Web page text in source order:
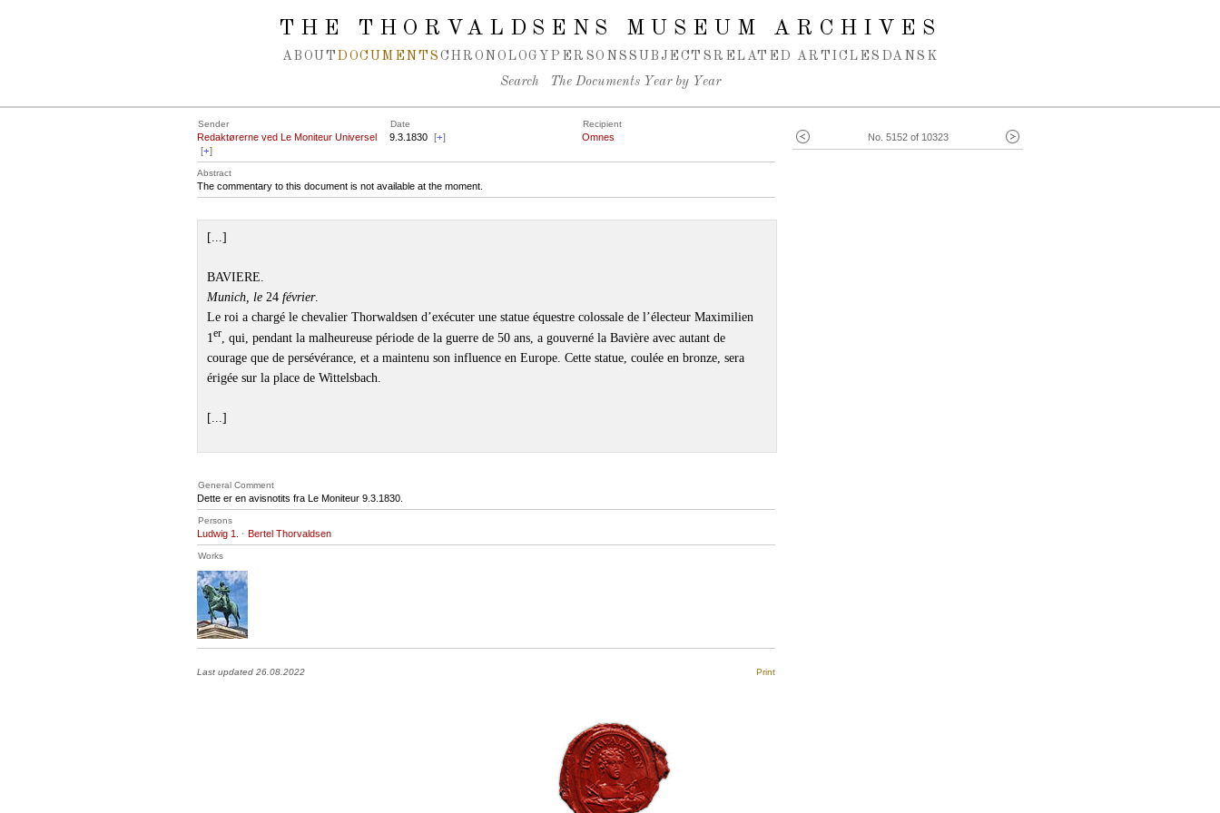
THE THORVALDSENS MUSEUM ARCHIVES
ABOUT DOCUMENTS CHRONOLOGY PERSONS SUBJECTS RELATED ARTICLES DANSK
Search The Documents Year by Year
No. 5152 of 10323
Sender Date Recipient
Redaktørerne ved Le Moniteur Universel
[+]
9.3.1830 [+] Omnes
Abstract
The commentary to this document is not available at the moment.
[...]
BAVIERE.
Munich, le 24 février.
Le roi a chargé le chevalier Thorwaldsen d’exécuter une statue équestre colossale de l’électeur Maximilien
1er , qui, pendant la malheureuse période de la guerre de 50 ans, a gouverné la Bavière avec autant de
courage que de persévérance, et a maintenu son influence en Europe. Cette statue, coulée en bronze, sera
érigée sur la place de Wittelsbach.
[...]
General Comment
Dette er en avisnotits fra Le Moniteur 9.3.1830.
Persons
Ludwig 1. · Bertel Thorvaldsen
Works
Last updated 26.08.2022 Print